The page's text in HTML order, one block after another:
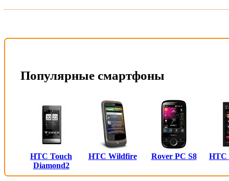
Популярные смартфоны
HTC Touch
Diamond2
HTC Wildfire Rover PC S8 HTC